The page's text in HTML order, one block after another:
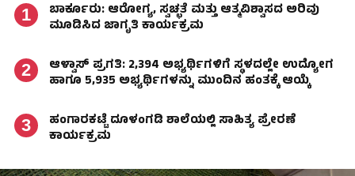
ಬಾರ್ಕೂರು: ಆರೋಗ್ಯ, ಸ್ವಚ್ಛತೆ ಮತ್ತು ಆತ್ಮವಿಶ್ವಾಸದ ಅರಿವು
ಮೂಡಿಸಿದ ಜಾಗೃತಿ ಕಾರ್ಯಕ್ರಮ
ಆಳ್ವಾಸ್ ಪ್ರಗತಿ: 2,394 ಅಭ್ಯರ್ಥಿಗಳಿಗೆ ಸ್ಥಳದಲ್ಲೇ ಉದ್ಯೋಗ
ಹಾಗೂ 5,935 ಅಭ್ಯರ್ಥಿಗಳನ್ನು ಮುಂದಿನ ಹಂತಕ್ಕೆ ಆಯ್ಕೆ
ಹಂಗಾರಕಟ್ಟೆ ದೂಳಂಗಡಿ ಶಾಲೆಯಲ್ಲಿ ಸಾಹಿತ್ಯ ಪ್ರೇರಣೆ
ಕಾರ್ಯಕ್ರಮ